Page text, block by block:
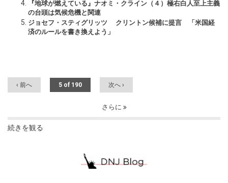
『地球が燃えている』ナオミ・クライン（４）極右白人至上主義
の台頭は気候危機と関連
ジョセフ・スティグリッツ クリントン候補に提言 「米国経
済のルールを書き換えよう」
‹ 前へ 5 of 190 次へ ›
さらに
続きを観る